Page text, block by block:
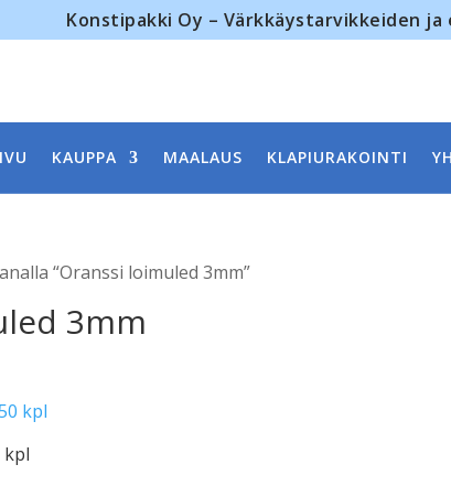
Konstipakki Oy – Värkkäystarvikkeiden
KAUPPA MAALAUS KLAPIURAKOINTI
“Oranssi loimuled 3mm”
3mm
kpl